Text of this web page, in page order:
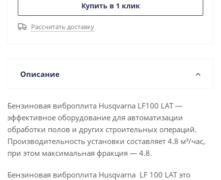
Купить в 1 клик
Рассчитать доставку
Описание
Бензиновая виброплита Husqvarna LF100 LAT —
эффективное оборудование для автоматизации
обработки полов и других строительных операций.
Производительность установки составляет 4.8 м³/час,
при этом максимальная фракция — 4.8.
Бензиновая виброплита Husqvarna LF 100 LAT это